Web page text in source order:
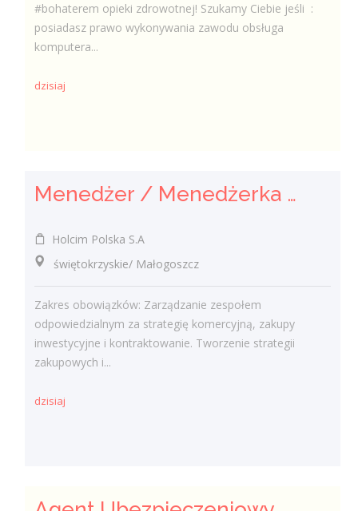
#bohaterem opieki zdrowotnej! Szukamy Ciebie jeśli ​ :
posiadasz prawo wykonywania zawodu obsługa
komputera...
dzisiaj
Menedżer / Menedżerka Zespołu Strategii Komercyjnej i Kontraktowania
Holcim Polska S.A
świętokrzyskie/ Małogoszcz
Zakres obowiązków: Zarządzanie zespołem
odpowiedzialnym za strategię komercyjną, zakupy
inwestycyjne i kontraktowanie. Tworzenie strategii
zakupowych i...
dzisiaj